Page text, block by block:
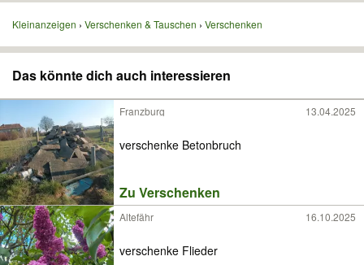
Kleinanzeigen Verschenken & Tauschen Verschenken
Das könnte dich auch interessieren
Franzburg 13.04.2025
verschenke Betonbruch
Zu Verschenken
Altefähr 16.10.2025
verschenke Flieder